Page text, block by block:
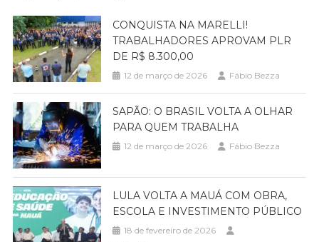
CONQUISTA NA MARELLI!
TRABALHADORES APROVAM PLR
DE R$ 8.300,00
12 de março de 2026 Fábio Bezza
SAPÃO: O BRASIL VOLTA A OLHAR
PARA QUEM TRABALHA
12 de março de 2026 Fábio Bezza
LULA VOLTA A MAUÁ COM OBRA,
ESCOLA E INVESTIMENTO PÚBLICO
18 de fevereiro de 2026